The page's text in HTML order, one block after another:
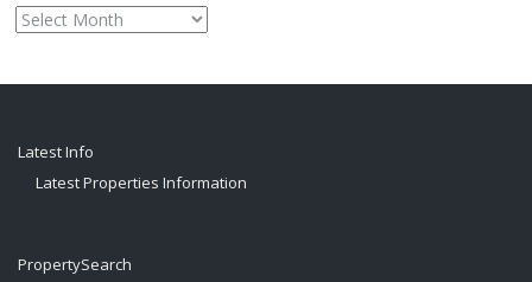
Monthly
archive
Latest Info
Latest Properties Information
PropertySearch